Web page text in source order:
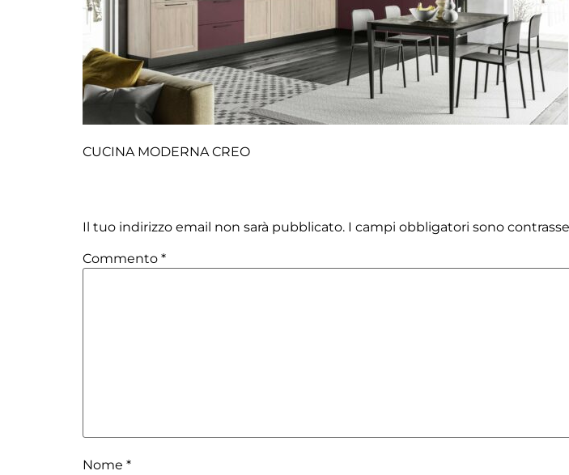
CUCINA MODERNA CREO
Il tuo indirizzo email non sarà pubblicato. I campi obbligatori sono
Commento *
Nome *